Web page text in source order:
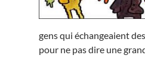
gens qui échangeaient
pour ne pas dire une